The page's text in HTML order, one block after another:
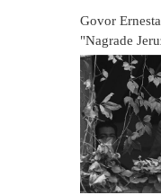
Govor
"Nagrade